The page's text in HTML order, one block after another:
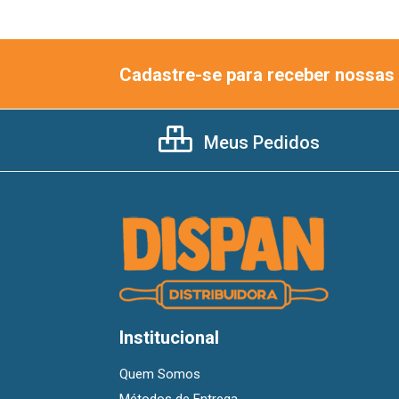
Cadastre-se para receber
Meus Pedidos
Institucional
Quem Somos